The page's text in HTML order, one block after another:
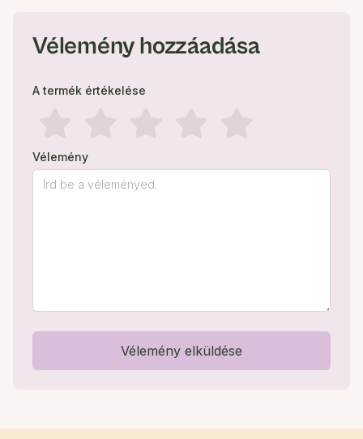
Vélemény hozzáadása
A termék értékelése
Vélemény
Vélemény elküldése